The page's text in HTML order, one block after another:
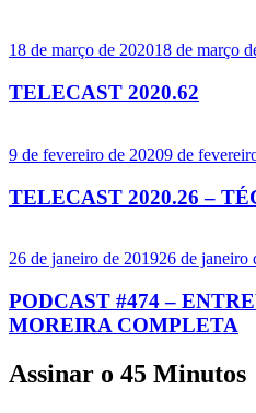
18 de março de 202018 de março
TELECAST 2020.62
9 de fevereiro de 20209 de
TELECAST 2020.26 –
26 de janeiro de 201926 de janeiro
PODCAST #474 –
MOREIRA COMPLETA
Assinar o 45 Minutos